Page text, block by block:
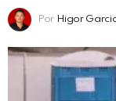
Por Higor